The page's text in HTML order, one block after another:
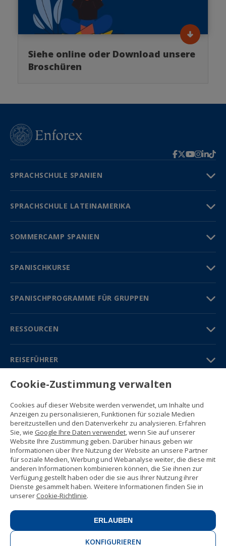
Siehe online oder Download unsere
Broschüren
SPRACHSCHULE SPANIEN
SPRACHSCHULE LATEINAMERIKA
SOMMERCAMP SPANIEN
SPANISCHKURSE
SPANISCHPROGRAMME FÜR GRUPPEN
RESSOURCEN
REISEFÜHRER
PARTNER
Kontakt
Gratisbroschüre
(+34) 91 594 37 76
Gustavo Fernández Balbuena, 11
28002 Madrid, Spain
Sitemap
Nutzungsbedingungen
Datenschutzerklärung
Enforex Cookie-Richtlinie
(CIF B-79946729) Alle Rechte
vorbehalten.
Rechtliche Mitteilung.
Cookie-Zustimmung verwalten
Cookies auf dieser Website werden verwendet, um Inhalte und
Anzeigen zu personalisieren, Funktionen für soziale Medien
bereitzustellen und den Datenverkehr zu analysieren. Erfahren
Sie, wie Google Ihre Daten verwendet, wenn Sie auf unserer
Website Ihre Zustimmung geben. Darüber hinaus geben wir
Informationen über Ihre Nutzung der Website an unsere Partner
für soziale Medien, Werbung und Webanalyse weiter, die diese mit
anderen Informationen kombinieren können, die Sie ihnen zur
Verfügung gestellt haben oder die sie aus Ihrer Nutzung ihrer
Dienste gesammelt haben. Weitere Informationen finden Sie in
unserer Cookie-Richtlinie.
KONFIGURIEREN
ERLAUBEN